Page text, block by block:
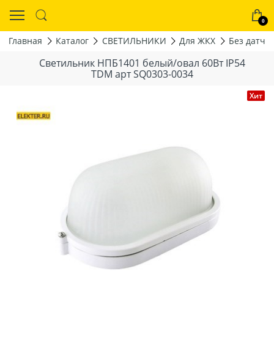
0
Главная Каталог СВЕТИЛЬНИКИ Для ЖКХ Без
Светильник НПБ1401 белый/овал 60Вт IP54
TDM арт SQ0303-0034
Хит